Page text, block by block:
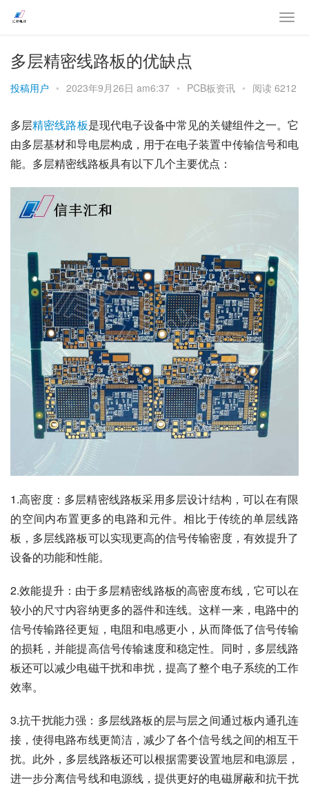
多层精密线路板的优缺点
投稿用户 • 2023年9月26日 am6:37 • PCB板资讯 • 阅读 6212
多层精密线路板是现代电子设备中常见的关键组件之一。它
由多层基材和导电层构成，用于在电子装置中传输信号和电
能。多层精密线路板具有以下几个主要优点：
1.高密度：多层精密线路板采用多层设计结构，可以在有限
的空间内布置更多的电路和元件。相比于传统的单层线路
板，多层线路板可以实现更高的信号传输密度，有效提升了
设备的功能和性能。
2.效能提升：由于多层精密线路板的高密度布线，它可以在
较小的尺寸内容纳更多的器件和连线。这样一来，电路中的
信号传输路径更短，电阻和电感更小，从而降低了信号传输
的损耗，并能提高信号传输速度和稳定性。同时，多层线路
板还可以减少电磁干扰和串扰，提高了整个电子系统的工作
效率。
3.抗干扰能力强：多层线路板的层与层之间通过板内通孔连
接，使得电路布线更简洁，减少了各个信号线之间的相互干
扰。此外，多层线路板还可以根据需要设置地层和电源层，
进一步分离信号线和电源线，提供更好的电磁屏蔽和抗干扰